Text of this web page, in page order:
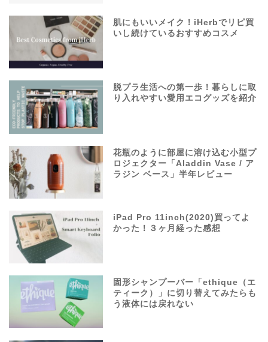
肌にもいいメイク！iHerbでリピ買
いし続けているおすすめコスメ
脱プラ生活への第一歩！暮らしに取
り入れやすい愛用エコグッズを紹介
花瓶のように部屋に溶け込む小型プ
ロジェクター「Aladdin Vase / ア
ラジン ベース」半年レビュー
iPad Pro 11inch(2020)買ってよ
かった！３ヶ月経った感想
固形シャンプーバー「ethique（エ
ティーク）」に切り替えてみたらも
う液体には戻れない